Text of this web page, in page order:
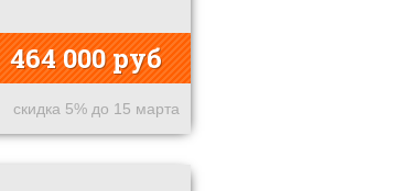
464 000 руб
скидка 5% до 15 марта